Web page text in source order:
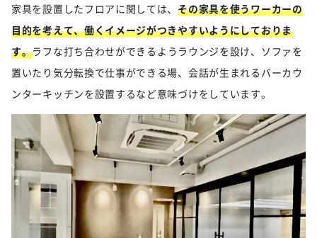
家具を設置したフロアに関しては、その家具を使うワーカーの
目的を考えて、働くイメージがつきやすいようにしておりま
す。ラフな打ち合わせができるようラウンジを設け、ソファを
置いたり気分転換で仕事ができる場、会話が生まれるバーカウ
ンターキッチンを設置するなど意味づけをしています。